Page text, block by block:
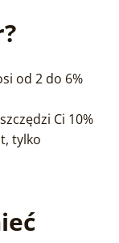
od 2 do 6%
Ci 10%
tylko